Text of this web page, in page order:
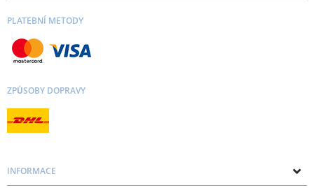
PLATEBNÍ METODY
ZPŮSOBY DOPRAVY
INFORMACE